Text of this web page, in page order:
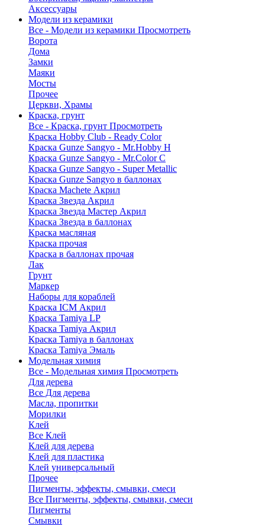
Аксессуары
Модели из керамики
Все - Модели из керамики Просмотреть
Ворота
Дома
Замки
Маяки
Мосты
Прочее
Церкви, Храмы
Краска, грунт
Все - Краска, грунт Просмотреть
Краска Hobby Club - Ready Color
Краска Gunze Sangyo - Mr.Hobby H
Краска Gunze Sangyo - Mr.Color C
Краска Gunze Sangyo - Super Metallic
Краска Gunze Sangyo в баллонах
Краска Machete Акрил
Краска Звезда Акрил
Краска Звезда Мастер Акрил
Краска Звезда в баллонах
Краска масляная
Краска прочая
Краска в баллонах прочая
Лак
Грунт
Маркер
Наборы для кораблей
Краска ICM Акрил
Краска Tamiya LP
Краска Tamiya Акрил
Краска Tamiya в баллонах
Краска Tamiya Эмаль
Модельная химия
Все - Модельная химия Просмотреть
Для дерева
Все Для дерева
Масла, пропитки
Морилки
Клей
Все Клей
Клей для дерева
Клей для пластика
Клей универсальный
Прочее
Пигменты, эффекты, смывки, смеси
Все Пигменты, эффекты, смывки, смеси
Пигменты
Смывки